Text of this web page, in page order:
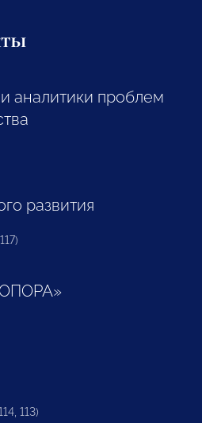
аналитики проблем
развития
113)